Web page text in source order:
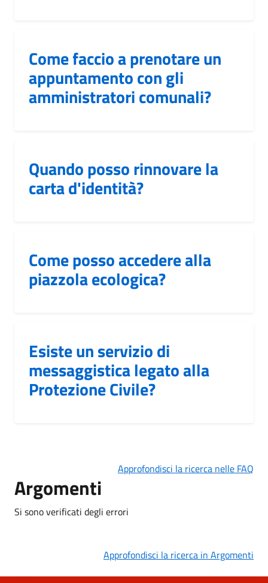
Come faccio a prenotare un
appuntamento con gli
amministratori comunali?
Quando posso rinnovare la
carta d'identità?
Come posso accedere alla
piazzola ecologica?
Esiste un servizio di
messaggistica legato alla
Protezione Civile?
Approfondisci la ricerca nelle FAQ
Argomenti
Si sono verificati degli errori
Approfondisci la ricerca in Argomenti